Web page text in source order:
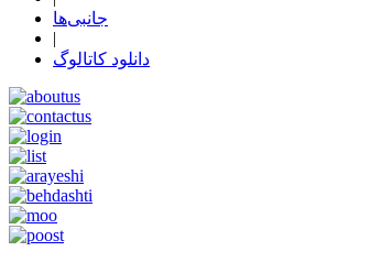
جانبی‌ها
|
دانلود کاتالوگ